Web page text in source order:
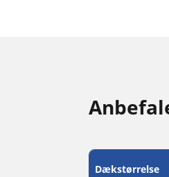
Dækstørrelse